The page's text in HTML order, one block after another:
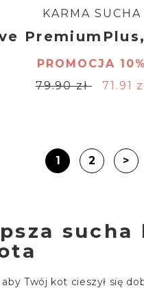
KARMA SUCHA
PROMOCJA 10%
79.90 zł
71.91
1 2 >
sucha
aby Twój kot cieszył się